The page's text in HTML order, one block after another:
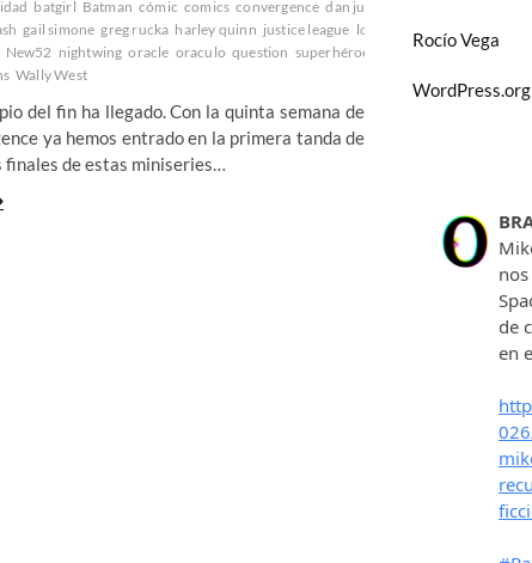
batgirl Batman cómic comics convergence dan jurgens
gail simone greg rucka harley quinn justice league los calzoncillos de
New52 nightwing oracle oraculo question superhéroes superman the
Wally West
del fin ha llegado. Con la quinta semana de
ya hemos entrado en la primera tanda de
finales de estas miniseries…
Rocío Vega
WordPress.org